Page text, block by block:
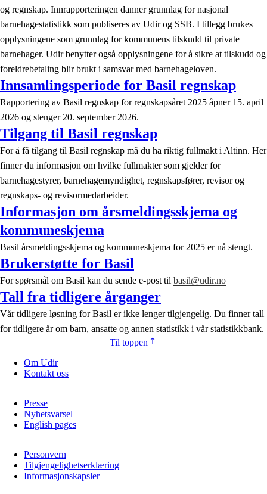
og regnskap. Innrapporteringen danner grunnlag for nasjonal
barnehagestatistikk som publiseres av Udir og SSB. I tillegg brukes
opplysningene som grunnlag for kommunens tilskudd til private
barnehager. Udir benytter også opplysningene for å sikre at tilskudd og
foreldrebetaling blir brukt i samsvar med barnehageloven.
Innsamlingsperiode for Basil regnskap
Rapportering av Basil regnskap for regnskapsåret 2025 åpner 15. april
2026 og stenger 20. september 2026.
Tilgang til Basil regnskap
For å få tilgang til Basil regnskap må du ha riktig fullmakt i Altinn. Her
finner du informasjon om hvilke fullmakter som gjelder for
barnehagestyrer, barnehagemyndighet, regnskapsfører, revisor og
regnskaps- og revisormedarbeider.
Informasjon om årsmeldingsskjema og
kommuneskjema
Basil årsmeldingsskjema og kommuneskjema for 2025 er nå stengt.
Brukerstøtte for Basil
For spørsmål om Basil kan du sende e-post til basil@udir.no
Tall fra tidligere årganger
Vår tidligere løsning for Basil er ikke lenger tilgjengelig. Du finner tall
for tidligere år om barn, ansatte og annen statistikk i vår statistikkbank.
Til toppen
Om Udir
Kontakt oss
Presse
Nyhetsvarsel
English pages
Personvern
Tilgjengelighetserklæring
Informasjonskapsler